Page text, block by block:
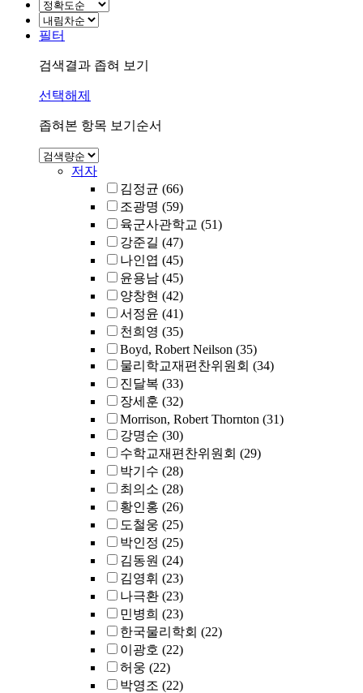
필터
검색결과 좁혀 보기
선택해제
좁혀본 항목 보기순서
저자
김정균 (66)
조광명 (59)
육군사관학교 (51)
강준길 (47)
나인엽 (45)
윤용남 (45)
양창현 (42)
서정윤 (41)
천희영 (35)
Boyd, Robert Neilson (35)
물리학교재편찬위원회 (34)
진달복 (33)
장세훈 (32)
Morrison, Robert Thornton (31)
강명순 (30)
수학교재편찬위원회 (29)
박기수 (28)
최의소 (28)
황인홍 (26)
도철웅 (25)
박인정 (25)
김동원 (24)
김영휘 (23)
나극환 (23)
민병희 (23)
한국물리학회 (22)
이광호 (22)
허웅 (22)
박영조 (22)